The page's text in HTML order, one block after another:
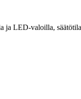
ja LED-valoilla,